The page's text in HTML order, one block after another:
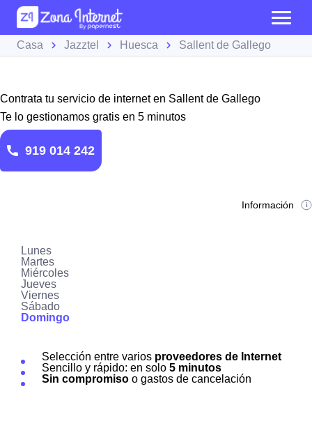
Casa Jazztel Huesca Sallent de Gallego
Contrata tu servicio de internet en Sallent de Gallego
Te lo gestionamos gratis en 5 minutos
919 014 242
Información
Lunes
Martes
Miércoles
Jueves
Viernes
Sábado
Domingo
Selección entre varios proveedores de Internet
Sencillo y rápido: en solo 5 minutos
Sin compromiso o gastos de cancelación